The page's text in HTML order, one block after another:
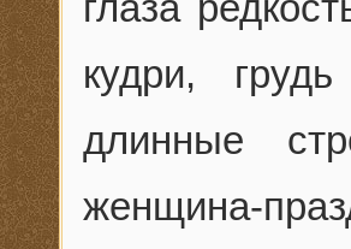
кудри,
длинные
женщина-